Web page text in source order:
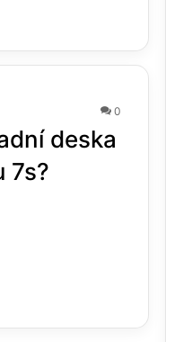
0
deska
7s?